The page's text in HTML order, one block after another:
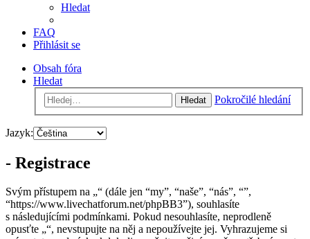
Hledat
FAQ
Přihlásit se
Obsah fóra
Hledat
Hledat Pokročilé hledání
Jazyk:
- Registrace
Svým přístupem na „“ (dále jen “my”, “naše”, “nás”, “”,
“https://www.livechatforum.net/phpBB3”), souhlasíte
s následujícími podmínkami. Pokud nesouhlasíte, neprodleně
opusťte „“, nevstupujte na něj a nepoužívejte jej. Vyhrazujeme si